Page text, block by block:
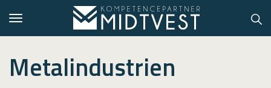
navigation
Metalindustrien